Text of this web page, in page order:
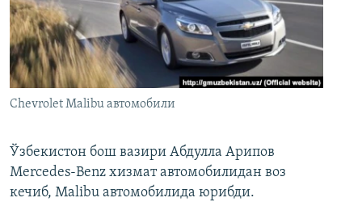
Chevrolet Malibu автомобили
Ўзбекистон бош вазири Абдулла Арипов
Mercedes-Benz хизмат автомобилидан воз
кечиб, Malibu автомобилида юрибди.